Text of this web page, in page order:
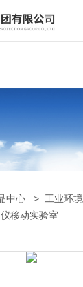
中心 > 工业环境
移动实验室